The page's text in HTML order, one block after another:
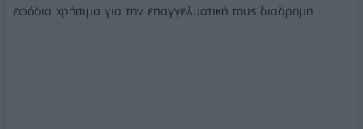
εφόδια χρήσιμα για την επαγγελματική τους διαδρομή.